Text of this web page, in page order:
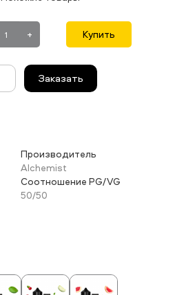
+ Купить
Заказать
Производитель
Alchemist
Соотношение PG/VG
50/50